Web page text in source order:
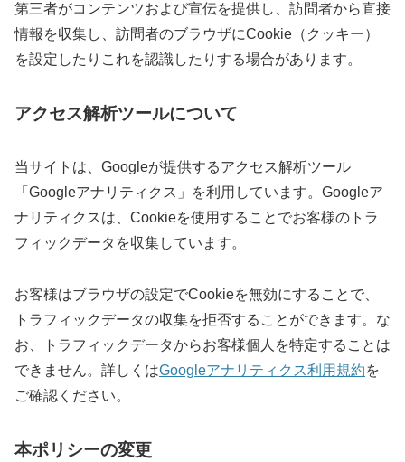
第三者がコンテンツおよび宣伝を提供し、訪問者から直接
情報を収集し、訪問者のブラウザにCookie（クッキー）
を設定したりこれを認識したりする場合があります。
アクセス解析ツールについて
当サイトは、Googleが提供するアクセス解析ツール
「Googleアナリティクス」を利用しています。Googleア
ナリティクスは、Cookieを使用することでお客様のトラ
フィックデータを収集しています。
お客様はブラウザの設定でCookieを無効にすることで、
トラフィックデータの収集を拒否することができます。な
お、トラフィックデータからお客様個人を特定することは
できません。詳しくはGoogleアナリティクス利用規約を
ご確認ください。
本ポリシーの変更